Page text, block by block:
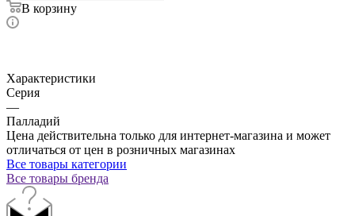
В корзину
Характеристики
Серия
—
Палладий
Цена действительна только для интернет-магазина и может
отличаться от цен в розничных магазинах
Все товары категории
Все товары бренда